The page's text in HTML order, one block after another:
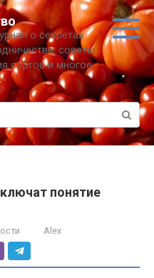
о секретах
советы
сортов и многое
понятие
Alex